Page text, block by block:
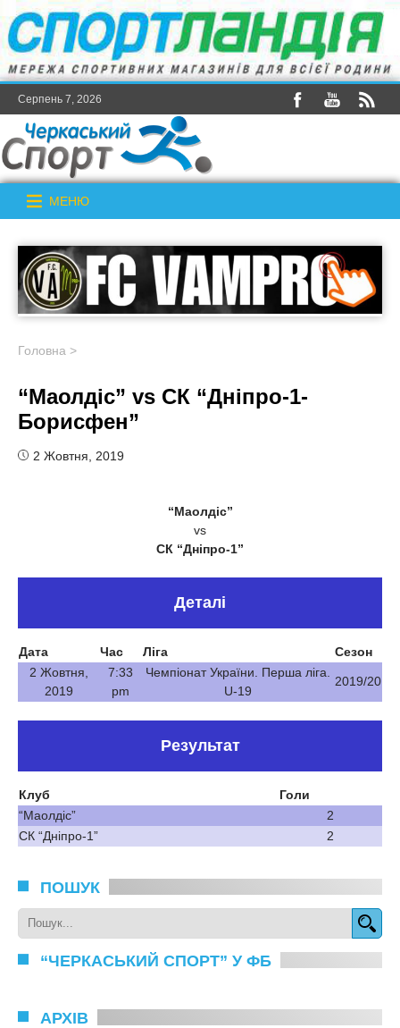
Серпень 7, 2026
МЕНЮ
Головна >
“Маолдіс” vs СК “Дніпро-1-
Борисфен”
2 Жовтня, 2019
“Маолдіс”
vs
СК “Дніпро-1”
Деталі
Дата Час Ліга
Сезон
2 Жовтня,
2019
7:33
pm
Чемпіонат України. Перша ліга.
U-19
2019/20
Результат
Клуб
Голи
“Маолдіс”
2
СК “Дніпро-1”
2
ПОШУК
“ЧЕРКАСЬКИЙ СПОРТ” У ФБ
АРХІВ